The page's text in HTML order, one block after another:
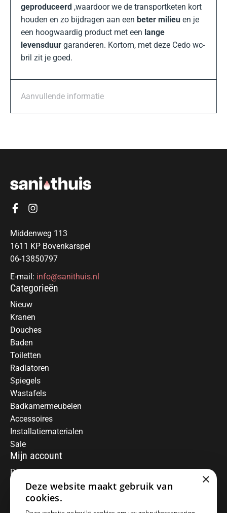
geproduceerd ,waardoor we de transportketen kort
houden en zo bijdragen aan een beter milieu en je
een hoogwaardig product met een lange
levensduur garanderen. Kortom, met deze Cedo wc-
bril zit je goed.
Aanvullende informatie
Middenweg 113
1611 KP Bovenkarspel
06-13850797
E-mail: info@sanithuis.nl
Categorieën
Nieuw
Kranen
Douches
Baden
Toiletten
Radiatoren
Spiegels
Wastafels
Badkamermeubelen
Accessoires
Installatiematerialen
Sale
Mijn account
Registreren
Mijn bestellingen
Informatie
×
Deze website maakt gebruik van
cookies.